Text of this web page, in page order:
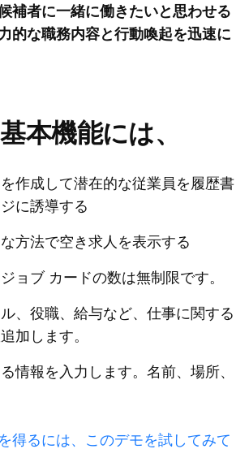
補者に一緒に働きたいと思わせる
的な職務内容と行動喚起を迅速に
本機能には、
作成して潜在的な従業員を履歴書
に誘導する
方法で空き求人を表示する
ョブ カードの数は無制限です。
、役職、給与など、仕事に関する
加します。
情報を入力します。名前、場所、
得るには、このデモを試してみて